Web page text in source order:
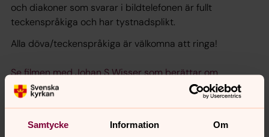
Samtycke Information Om
och diakoner som svarar i bildtelefonen är fullt
teckenspråkiga och har tystnadsplikt.
Alla döva/teckenspråkiga är välkomna att ringa!
Se filmen med Johan S Wisser som berättar om
jourtelefonen (Klicka på länken)
Jourtelefonen är öppen: Måndag 10 - 16, onsdag 10 - 19